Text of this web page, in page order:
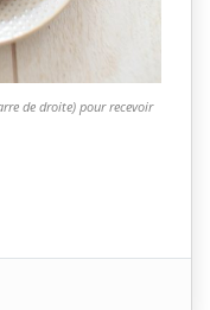
de droite) pour recevoir